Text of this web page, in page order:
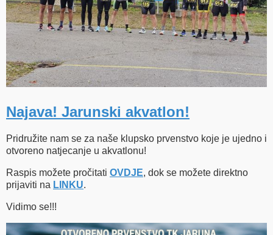
Najava! Jarunski akvatlon!
Pridružite nam se za naše klupsko prvenstvo koje je ujedno i
otvoreno natjecanje u akvatlonu!
Raspis možete pročitati OVDJE, dok se možete direktno
prijaviti na LINKU.
Vidimo se!!!